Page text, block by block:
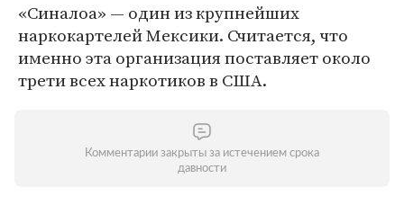
«Синалоа» — один из крупнейших
наркокартелей Мексики. Считается, что
именно эта организация поставляет около
трети всех наркотиков в США.
Комментарии закрыты за истечением срока
давности